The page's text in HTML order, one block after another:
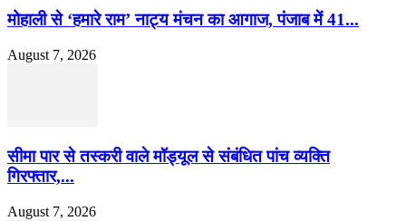
मोहाली से ‘हमारे राम’ नाट्य मंचन का आगाज, पंजाब में 41...
August 7, 2026
सीमा पार से तस्करी वाले मॉड्यूल से संबंधित पांच व्यक्ति
गिरफ्तार,...
August 7, 2026